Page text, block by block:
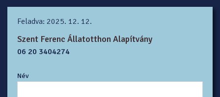
Feladva: 2025. 12. 12.
Szent Ferenc Állatotthon Alapítvány
06 20 3404274
Név